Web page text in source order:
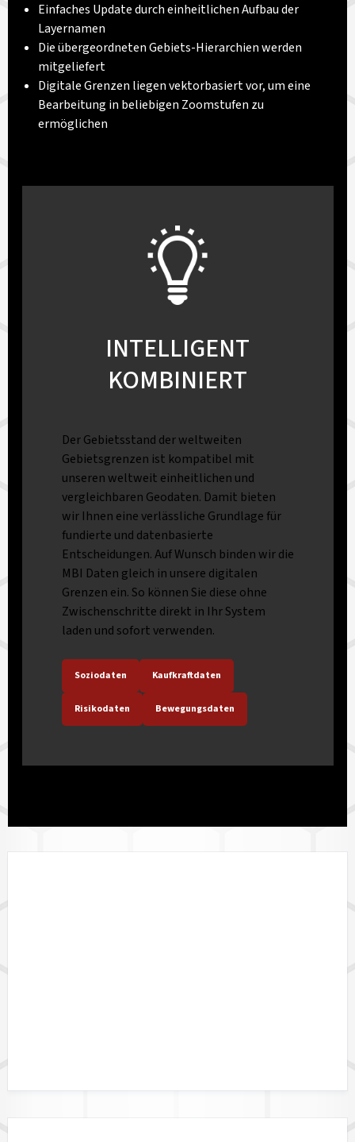
Einfaches Update durch einheitlichen Aufbau der
Layernamen
Die übergeordneten Gebiets-Hierarchien werden
mitgeliefert
Digitale Grenzen liegen vektorbasiert vor, um eine
Bearbeitung in beliebigen Zoomstufen zu
ermöglichen
INTELLIGENT
KOMBINIERT
Der Gebietsstand der weltweiten
Gebietsgrenzen ist kompatibel mit
unseren weltweit einheitlichen und
vergleichbaren Geodaten. Damit bieten
wir Ihnen eine verlässliche Grundlage für
fundierte und datenbasierte
Entscheidungen. Auf Wunsch binden wir die
MBI Daten gleich in unsere digitalen
Grenzen ein. So können Sie diese ohne
Zwischenschritte direkt in Ihr System
laden und sofort verwenden.
Soziodaten Kaufkraftdaten
Risikodaten Bewegungsdaten